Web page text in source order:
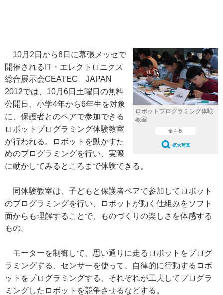
ロボットプログラミング体験
教室
全 4 枚
拡大写真
10月2日から6日に幕張メッセで
開催されるIT・エレクトロニクス
総合展示会CEATEC JAPAN
2012では、10月6日土曜日の無料
公開日、小学4年から6年生を対象
に、保護者とのペアで参加できる
ロボットプログラミング体験教室
が行われる。ロボットを動かすた
めのプログラミングを行い、実際
に動かしてみるところまで体験できる。
同体験教室は、子どもと保護者ペアで参加してロボット
のプログラミングを行い、ロボットが動く仕組みをソフト
面からも理解することで、ものづくりの楽しさを体感する
もの。
モーターを制御して、思い通りに走るロボットをプログ
ラミングする、センサーを使って、自律的に行動するロボ
ットをプログラミングする、それぞれが工夫してプログラ
ミングしたロボットを競争させるなどする。